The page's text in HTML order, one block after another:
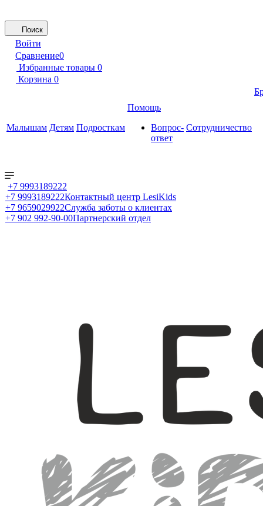
Поиск
Войти
Сравнение0
Избранные товары 0
Корзина 0
Малышам Детям Подросткам
Помощь
Вопрос-
ответ
Сотрудничество
+7 9993189222
+7 9993189222Контактный центр LesiKids
+7 9659029922Служба заботы о клиентах
+7 902 992-90-00Партнерский отдел